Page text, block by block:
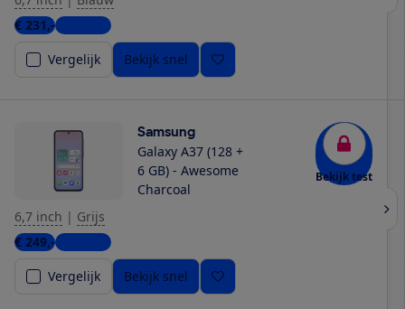
€ 231,-2 winkels
Vergelijk
Bekijk snel
Samsung
Galaxy A37 (128 +
6 GB) - Awesome
Charcoal
Bekijk test
6,7 inch | Grijs
€ 249,-4 winkels
Vergelijk
Bekijk snel